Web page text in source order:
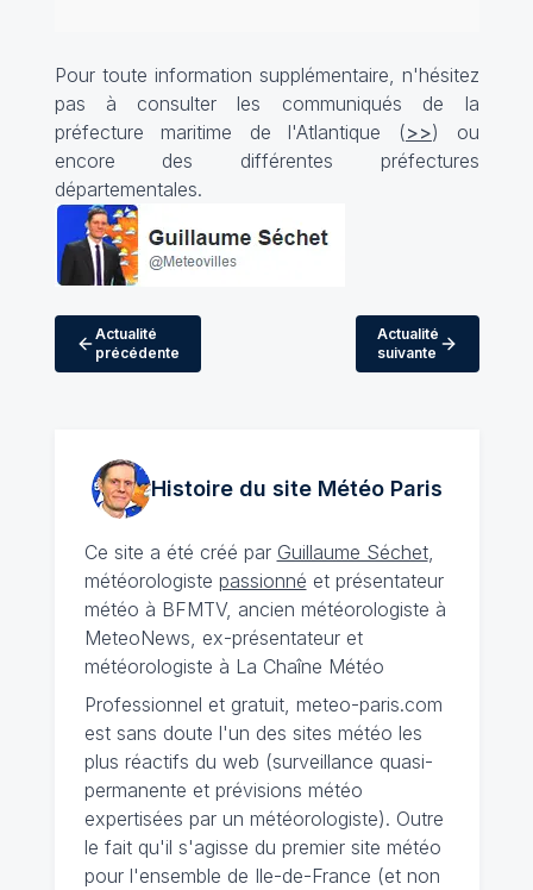
Pour toute information supplémentaire, n'hésitez
pas à consulter les communiqués de la
préfecture maritime de l'Atlantique (>>) ou
encore des différentes préfectures
départementales.
Actualité
précédente
Actualité
suivante
Histoire du site MétéoParis
Ce site a été créé par Guillaume Séchet,
météorologiste passionné et présentateur
météo à BFMTV, ancien météorologiste à
MeteoNews, ex-présentateur et
météorologiste à La Chaîne Météo
Professionnel et gratuit, meteo-paris.com
est sans doute l'un des sites météo les
plus réactifs du web (surveillance quasi-
permanente et prévisions météo
expertisées par un météorologiste). Outre
le fait qu'il s'agisse du premier site météo
pour l'ensemble de Ile-de-France (et non